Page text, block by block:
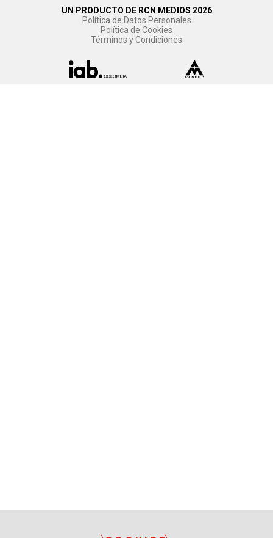
UN PRODUCTO DE RCN MEDIOS 2026
Política de Datos Personales
Política de Cookies
Términos y Condiciones